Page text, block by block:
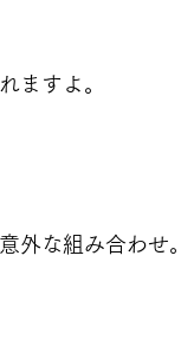
ますよ。
外な組み合わせ。